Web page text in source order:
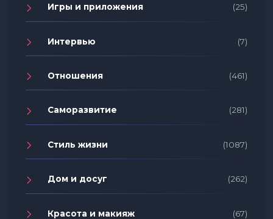
Игры и приложения (25)
Интервью (7)
Отношения (461)
Саморазвитие (281)
Стиль жизни (1087)
Дом и досуг (262)
Красота и макияж (67)